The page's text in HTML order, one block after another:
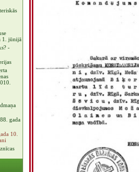
1. jūnijā
-
gada
10.